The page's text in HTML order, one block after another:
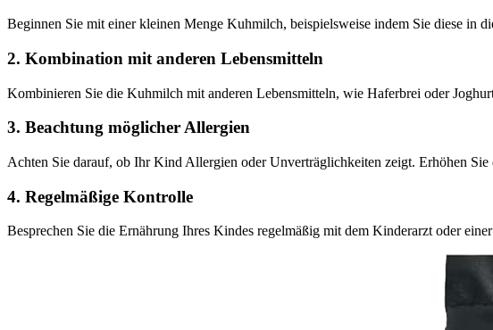
Beginnen Sie mit einer kleinen Menge Kuhmilch, beispielsweise indem Sie diese in
2. Kombination mit anderen Lebensmitteln
Kombinieren Sie die Kuhmilch mit anderen Lebensmitteln, wie Haferbrei oder
3. Beachtung möglicher Allergien
Achten Sie darauf, ob Ihr Kind Allergien oder Unverträglichkeiten zeigt. Erhöhen
4. Regelmäßige Kontrolle
Besprechen Sie die Ernährung Ihres Kindes regelmäßig mit dem Kinderarzt oder